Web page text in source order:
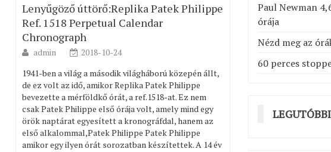
Lenyűgöző úttörő:Replika Patek Philippe
Ref. 1518 Perpetual Calendar
Chronograph
admin
2018-10-24
1941-ben a világ a második világháború közepén állt,
de ez volt az idő, amikor Replika Patek Philippe
bevezette a mérföldkő órát, a ref.1518-at. Ez nem
csak Patek Philippe első órája volt, amely mind egy
örök naptárat egyesített a kronográfdal, hanem az
első alkalommal,Patek Philippe Patek Philippe
amikor egy ilyen órát sorozatban készítettek. A 14 év
Paul Newman
órája
Nézd meg az
60 perces